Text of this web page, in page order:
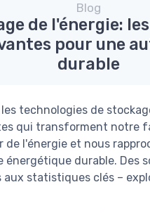
Blog
de l'énergie:
pour une
durable
technologies de
qui transforment notre
de l'énergie et nous
énergétique durable. Des
aux statistiques clés –